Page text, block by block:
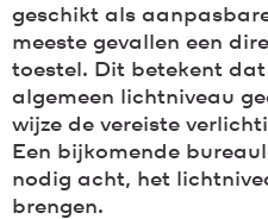
geschikt als
meeste gevallen een
toestel. Dit betekent
algemeen lichtniveau
wijze de vereiste
Een bijkomende
nodig acht, het
brengen.